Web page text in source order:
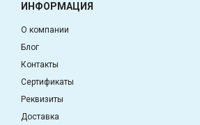
ИНФОРМАЦИЯ
О компании
Блог
Контакты
Сертификаты
Реквизиты
Доставка